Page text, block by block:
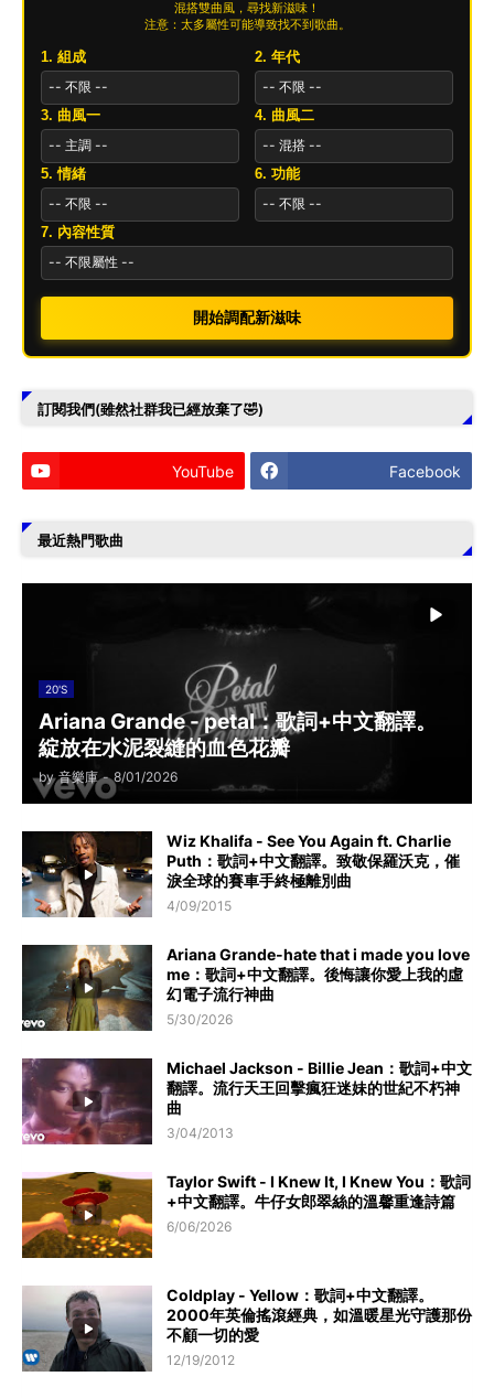
混搭雙曲風，尋找新滋味！
注意：太多屬性可能導致找不到歌曲。
1. 組成 2. 年代
3. 曲風一 4. 曲風二
5. 情緒 6. 功能
7. 內容性質
開始調配新滋味
訂閱我們(雖然社群我已經放棄了🤣)
YouTube Facebook
最近熱門歌曲
20'S
Ariana Grande - petal：歌詞+中文翻譯。
綻放在水泥裂縫的血色花瓣
by 音樂庫 - 8/01/2026
Wiz Khalifa - See You Again ft. Charlie
Puth：歌詞+中文翻譯。致敬保羅沃克，催
淚全球的賽車手終極離別曲
4/09/2015
Ariana Grande-hate that i made you love
me：歌詞+中文翻譯。後悔讓你愛上我的虛
幻電子流行神曲
5/30/2026
Michael Jackson - Billie Jean：歌詞+中文
翻譯。流行天王回擊瘋狂迷妹的世紀不朽神
曲
3/04/2013
Taylor Swift - I Knew It, I Knew You：歌詞
+中文翻譯。牛仔女郎翠絲的溫馨重逢詩篇
6/06/2026
Coldplay - Yellow：歌詞+中文翻譯。
2000年英倫搖滾經典，如溫暖星光守護那份
不顧一切的愛
12/19/2012